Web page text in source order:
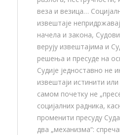
веза и везица…
извештаје
начела и закона,
верују извештајима и
решења и пресуде на
Судије једноставно не
извештаји истинити
самом почетку не
социјалних радника,
променити пресуду
два „механизма“: